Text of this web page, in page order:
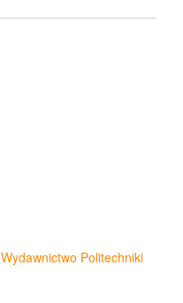
Wydawnictwo Politechniki